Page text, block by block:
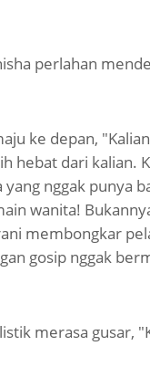
perlahan
ke depan,
hebat dari kalian.
nggak punya
wanita!
membongkar
gosip nggak
merasa gusar,